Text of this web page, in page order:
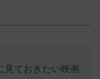
見ておきたい映画